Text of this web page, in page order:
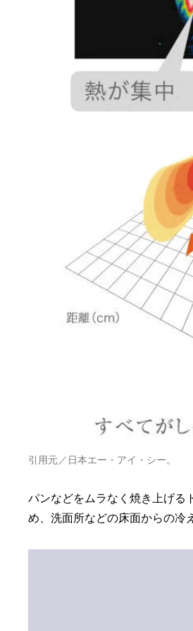
引用元／日本エー・アイ・シー。
パンなどをムラなく焼き上げる
め、洗面所などの床面からの冷